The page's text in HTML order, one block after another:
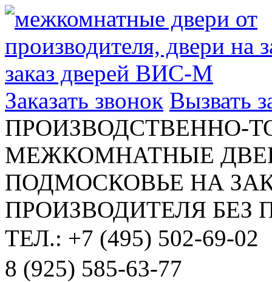
Заказать звонок Вызвать
ПРОИЗВОДСТВЕННО-
МЕЖКОМНАТНЫЕ
ПОДМОСКОВЬЕ НА
ПРОИЗВОДИТЕЛЯ БЕЗ
ТЕЛ.: +7 (495) 502-69-02
8 (925) 585-63-77